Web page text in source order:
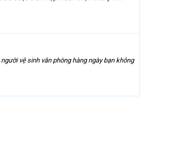
vệ sinh văn phòng hàng ngày bạn không